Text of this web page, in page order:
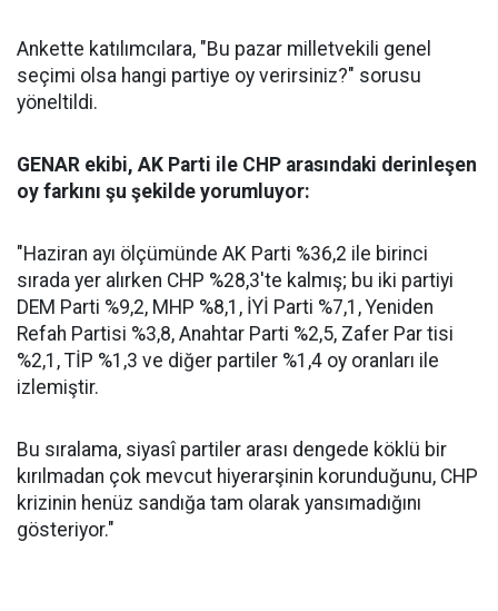
Ankette katılımcılara, "Bu pazar milletvekili genel
seçimi olsa hangi partiye oy verirsiniz?" sorusu
yöneltildi.
GENAR ekibi, AK Parti ile CHP arasındaki derinleşen
oy farkını şu şekilde yorumluyor:
"Haziran ayı ölçümünde AK Parti %36,2 ile birinci
sırada yer alırken CHP %28,3'te kalmış; bu iki partiyi
DEM Parti %9,2, MHP %8,1, İYİ Parti %7,1, Yeniden
Refah Partisi %3,8, Anahtar Parti %2,5, Zafer Par tisi
%2,1, TİP %1,3 ve diğer partiler %1,4 oy oranları ile
izlemiştir.
Bu sıralama, siyasî partiler arası dengede köklü bir
kırılmadan çok mevcut hiyerarşinin korunduğunu, CHP
krizinin henüz sandığa tam olarak yansımadığını
gösteriyor."